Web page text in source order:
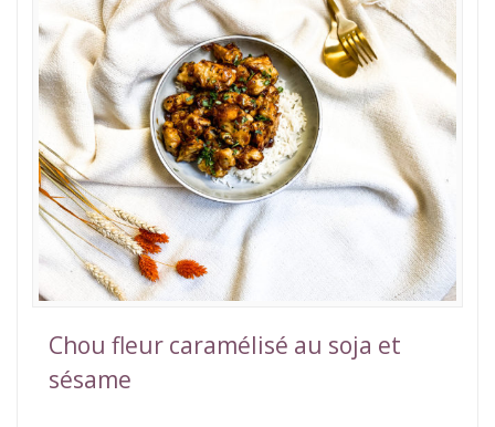
Chou fleur caramélisé au soja et
sésame